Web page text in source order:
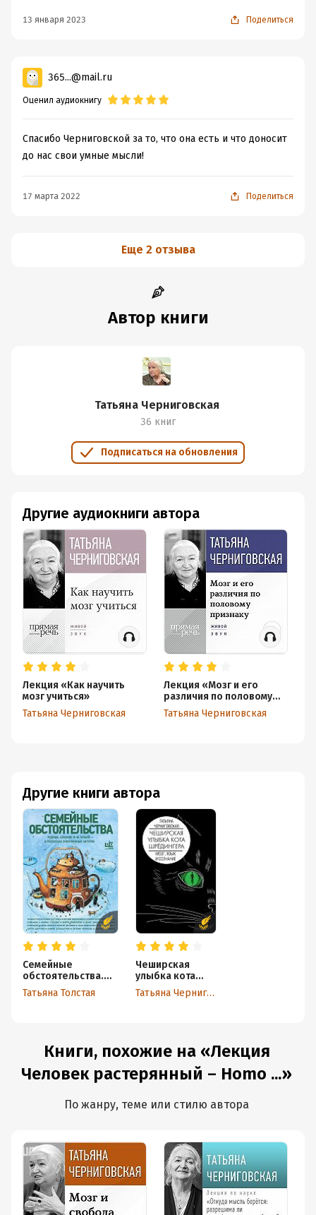
13 января 2023 Поделиться
365...@mail.ru
Оценил аудиокнигу
Спасибо Черниговской за то, что она есть и что доносит
до нас свои умные мысли!
17 марта 2022 Поделиться
Еще 2 отзыва
Автор книги
Татьяна Черниговская
36 книг
Подписаться на обновления
Другие книги автора
Семейные
обстоятельства.
Родные, близкие и
не только – в
Татьяна Толстая
Чеширская
улыбка кота
Шрёдингера:
мозг, язык и
Татьяна Черниговская
Другие аудиокниги автора
Лекция «Как научить
мозг учиться»
Татьяна Черниговская
Лекция «Мозг и его
различия по половому
признаку»
Татьяна Черниговская
Книги, похожие на «Лекция
Человек растерянный – Homo ...»
По жанру, теме или стилю автора